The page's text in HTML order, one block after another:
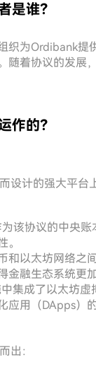
是谁？
织为Ordibank
随着协议的发展
作的？
设计的强大平台
该协议的中央
和以太坊网络之
融生态系统更加
集成了以太坊
用（DApps）的
出：